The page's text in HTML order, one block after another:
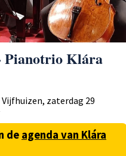
Pianotrio Klára
zaterdag 29
de agenda van Klára